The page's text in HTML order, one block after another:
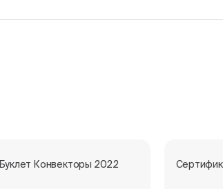
Буклет Конвекторы 2022